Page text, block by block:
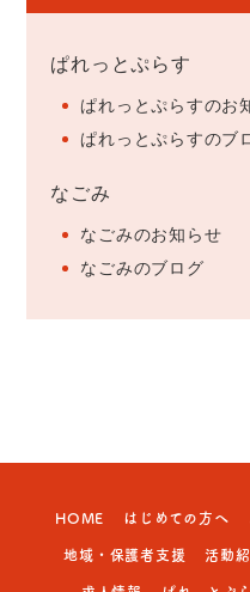
ぱれっとぷらす
ぱれっとぷらすのお
ぱれっとぷらすのブ
なごみ
なごみのお知らせ
なごみのブログ
HOME はじめての方へ
地域・保護者支援
活動